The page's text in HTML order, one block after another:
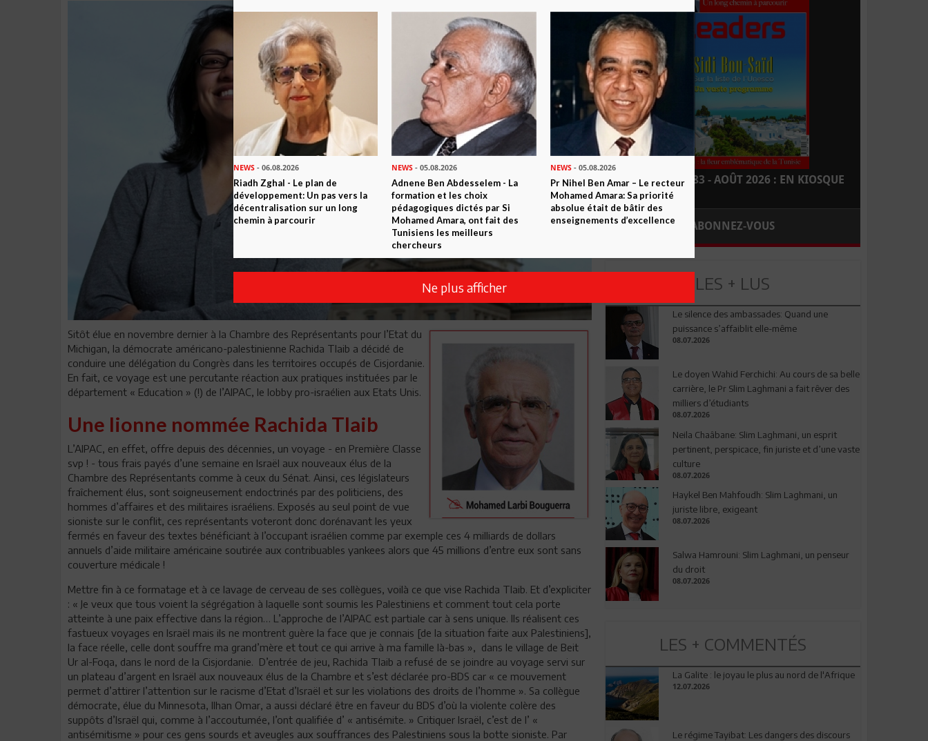
Sitôt élue en novembre dernier à la Chambre des Représentants pour l’Etat du
Michigan, la démocrate américano-palestinienne Rachida Tlaib a décidé de
conduire une délégation du Congrès dans les territoires occupés de Cisjordanie.
En fait, ce voyage est une percutante réaction aux pratiques instituées par le
département « Education » (!) de l’AIPAC, le lobby pro-israélien aux Etats Unis.
Une lionne nommée Rachida Tlaib
L’AIPAC, en effet, offre depuis des décennies, un voyage - en Première Classe
svp ! - tous frais payés d’une semaine en Israël aux nouveaux élus de la
Chambre des Représentants comme à ceux du Sénat. Ainsi, ces législateurs
fraîchement élus, sont soigneusement endoctrinés par des politiciens, des
hommes d’affaires et des militaires israéliens. Exposés au seul point de vue
sioniste sur le conflit, ces représentants voteront donc dorénavant les yeux
fermés en faveur des textes bénéficiant à l’occupant israélien comme par exemple ces 4 milliards de dollars
annuels d’aide militaire américaine soutirée aux contribuables yankees alors que 45 millions d’entre eux sont sans
couverture médicale !
Mettre fin à ce formatage et à ce lavage de cerveau de ses collègues, voilà ce que vise Rachida Tlaib. Et d’expliciter
: « Je veux que tous voient la ségrégation à laquelle sont soumis les Palestiniens et comment tout cela porte
atteinte à une paix effective dans la région… L’approche de l’AIPAC est partiale car à sens unique. Ils réalisent ces
fastueux voyages en Israël mais ils ne montrent guère la face que je connais [de la situation faite aux Palestiniens],
la face réelle, celle dont souffre ma grand’mère et tout ce qui arrive à ma famille là-bas », dans le village de Beit
Ur al-Foqa, dans le nord de la Cisjordanie. D’entrée de jeu, Rachida Tlaib a refusé de se joindre au voyage servi sur
un plateau d’argent en Israël aux nouveaux élus de la Chambre et s’est déclarée pro-BDS car « ce mouvement
permet d’attirer l’attention sur le racisme d’Etat d’Israël et sur les violations des droits de l’homme ». Sa collègue
démocrate, élue du Minnesota, Ilhan Omar, a aussi déclaré être en faveur du BDS d’où la violente colère des
suppôts d’Israël qui, comme à l’accoutumée, l’ont qualifiée d’ « antisémite. » Critiquer Israël, c’est de l’ «
antisémitisme » pour ces gens sourds et aveugles aux souffrances des Palestiniens sous la botte sioniste. Par
LEADERS N° 183 - AOÛT 2026 : EN KIOSQUE
ABONNEZ-VOUS
LES + LUS
Le silence des ambassades: Quand une
puissance s’affaiblit elle-même
08.07.2026
Le doyen Wahid Ferchichi: Au cours de sa belle
carrière, le Pr Slim Laghmani a fait rêver des
milliers d’étudiants
08.07.2026
Neila Chaâbane: Slim Laghmani, un esprit
pertinent, perspicace, fin juriste et d’une vaste
culture
08.07.2026
Haykel Ben Mahfoudh: Slim Laghmani, un
juriste libre, exigeant
08.07.2026
Salwa Hamrouni: Slim Laghmani, un penseur
du droit
08.07.2026
LES + COMMENTÉS
La Galite : le joyau le plus au nord de l'Afrique
12.07.2026
Le régime Tayibat: Les dangers des discours
NEWS - 06.08.2026
Riadh Zghal - Le plan de
développement: Un pas vers la
décentralisation sur un long
chemin à parcourir
NEWS - 05.08.2026
Adnene Ben Abdesselem - La
formation et les choix
pédagogiques dictés par Si
Mohamed Amara, ont fait des
Tunisiens les meilleurs
chercheurs
NEWS- 05.08.2026
Pr Nihel Ben Amar – Le recteur
Mohamed Amara: Sa priorité
absolue était de bâtir des
enseignements d’excellence
Ne plus afficher